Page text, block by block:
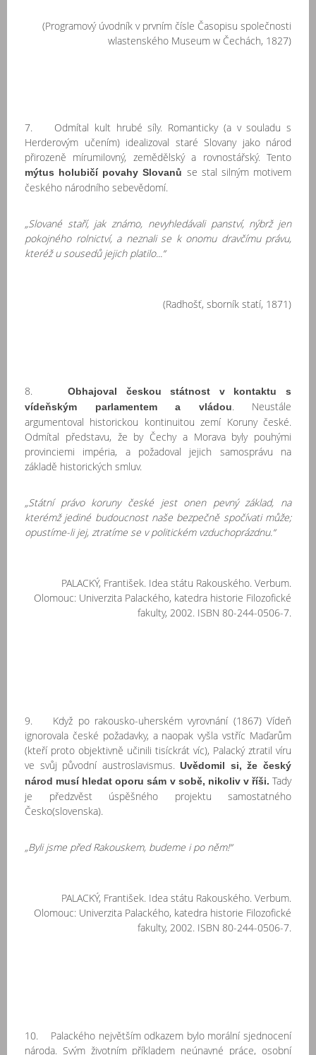
(Programový úvodník v prvním čísle Časopisu společnosti
wlastenského Museum w Čechách, 1827)
7. Odmítal kult hrubé síly. Romanticky (a v souladu s
Herderovým učením) idealizoval staré Slovany jako národ
přirozeně mírumilovný, zemědělský a rovnostářský. Tento
mýtus holubičí povahy Slovanů se stal silným motivem
českého národního sebevědomí.
„Slované staří, jak známo, nevyhledávali panství, nýbrž jen
pokojného rolnictví, a neznali se k onomu dravčímu právu,
kteréž u sousedů jejich platilo...“
(Radhošť, sborník statí, 1871)
8.Obhajoval českou státnost v kontaktu s
vídeňským parlamentem a vládou. Neustále
argumentoval historickou kontinuitou zemí Koruny české.
Odmítal představu, že by Čechy a Morava byly pouhými
provinciemi impéria, a požadoval jejich samosprávu na
základě historických smluv.
„Státní právo koruny české jest onen pevný základ, na
kterémž jediné budoucnost naše bezpečně spočívati může;
opustíme-li jej, ztratíme se v politickém vzduchoprázdnu.“
PALACKÝ, František. Idea státu Rakouského. Verbum.
Olomouc: Univerzita Palackého, katedra historie Filozofické
fakulty, 2002. ISBN 80-244-0506-7.
9. Když po rakousko-uherském vyrovnání (1867) Vídeň
ignorovala české požadavky, a naopak vyšla vstříc Maďarům
(kteří proto objektivně učinili tisíckrát víc), Palacký ztratil víru
ve svůj původní austroslavismus.Uvědomil si, že český
národ musí hledat oporu sám v sobě, nikoliv v říši. Tady
je předzvěst úspěšného projektu samostatného
Česko(slovenska).
„Byli jsme před Rakouskem, budeme i po něm!“
PALACKÝ, František. Idea státu Rakouského. Verbum.
Olomouc: Univerzita Palackého, katedra historie Filozofické
fakulty, 2002. ISBN 80-244-0506-7.
10. Palackého největším odkazem bylo morální sjednocení
národa. Svým životním příkladem neúnavné práce, osobní